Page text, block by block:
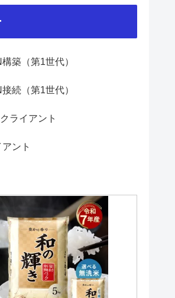
築（第1世代）
続（第1世代）
ライアント
ント